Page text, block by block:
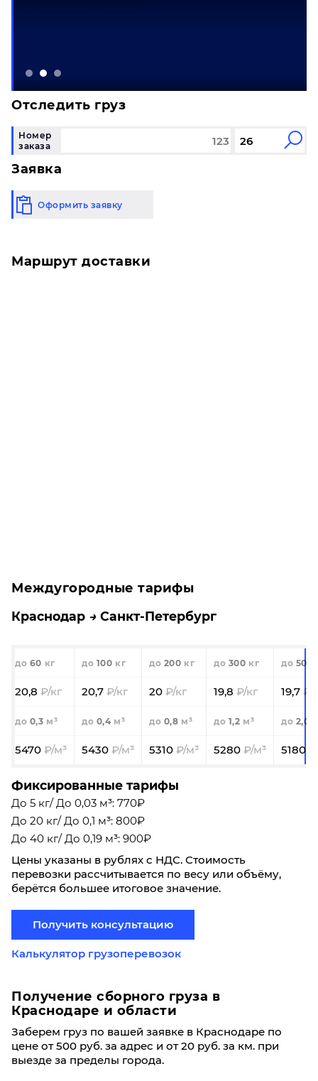
Отследить груз
Номер
заказа
Заявка
Оформить заявку
Маршрут доставки
Междугородные тарифы
Краснодар Санкт-Петербург
60 100 200 300 500
20,8 20,7 20 19,8 19,7
0,3 0,4 0,8 1,2 2,0
5470 5430 5310 5280 5180
Фиксированные тарифы
До 5 кг/ До 0,03 м³: 770₽
До 20 кг/ До 0,1 м³: 800₽
До 40 кг/ До 0,19 м³: 900₽
Цены указаны в рублях с НДС. Стоимость
перевозки рассчитывается по весу или объёму,
берётся большее итоговое значение.
Получить консультацию
Калькулятор грузоперевозок
Получение сборного груза в
Краснодаре и области
Заберем груз по вашей заявке в Краснодаре по
цене от 500 руб. за адрес и от 20 руб. за км. при
выезде за пределы города.